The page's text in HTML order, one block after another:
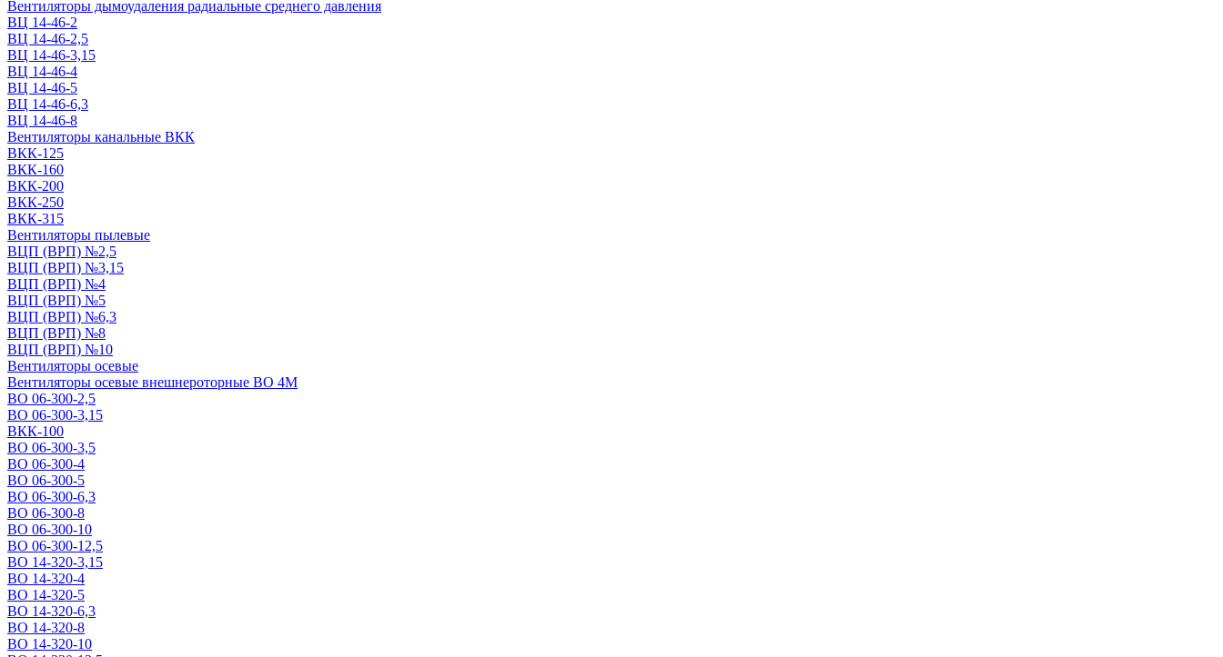
Вентиляторы дымоудаления радиальные среднего давления
ВЦ 14-46-2
ВЦ 14-46-2,5
ВЦ 14-46-3,15
ВЦ 14-46-4
ВЦ 14-46-5
ВЦ 14-46-6,3
ВЦ 14-46-8
Вентиляторы канальные ВКК
ВКК-125
ВКК-160
ВКК-200
ВКК-250
ВКК-315
Вентиляторы пылевые
ВЦП (ВРП) №2,5
ВЦП (ВРП) №3,15
ВЦП (ВРП) №4
ВЦП (ВРП) №5
ВЦП (ВРП) №6,3
ВЦП (ВРП) №8
ВЦП (ВРП) №10
Вентиляторы осевые
Вентиляторы осевые внешнероторные ВО 4М
ВО 06-300-2,5
ВО 06-300-3,15
ВКК-100
ВО 06-300-3,5
ВО 06-300-4
ВО 06-300-5
ВО 06-300-6,3
ВО 06-300-8
ВО 06-300-10
ВО 06-300-12,5
ВО 14-320-3,15
ВО 14-320-4
ВО 14-320-5
ВО 14-320-6,3
ВО 14-320-8
ВО 14-320-10